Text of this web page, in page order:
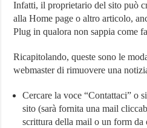
Infatti, il proprietario del sito può
alla Home page o altro articolo,
Plug in qualora non sappia come
Ricapitolando, queste sono le
webmaster di rimuovere una
Cercare la voce “Contattaci” o
sito (sarà fornita una mail
scrittura della mail o un form da